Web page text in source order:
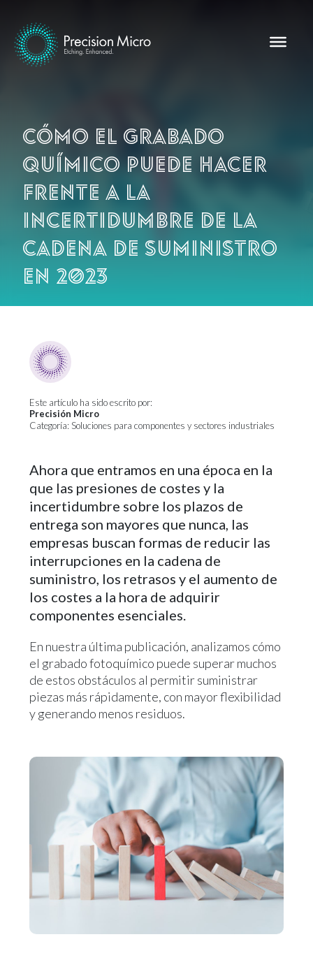
Cómo el grabado
químico puede hacer
frente a la
incertidumbre de la
cadena de suministro
en 2023
Este artículo ha sido escrito por:
Precisión Micro
Categoría: Soluciones para componentes y sectores industriales
Ahora que entramos en una época en la
que las presiones de costes y la
incertidumbre sobre los plazos de
entrega son mayores que nunca, las
empresas buscan formas de reducir las
interrupciones en la cadena de
suministro, los retrasos y el aumento de
los costes a la hora de adquirir
componentes esenciales.
En nuestra última publicación, analizamos cómo
el grabado fotoquímico puede superar muchos
de estos obstáculos al permitir suministrar
piezas más rápidamente, con mayor flexibilidad
y generando menos residuos.